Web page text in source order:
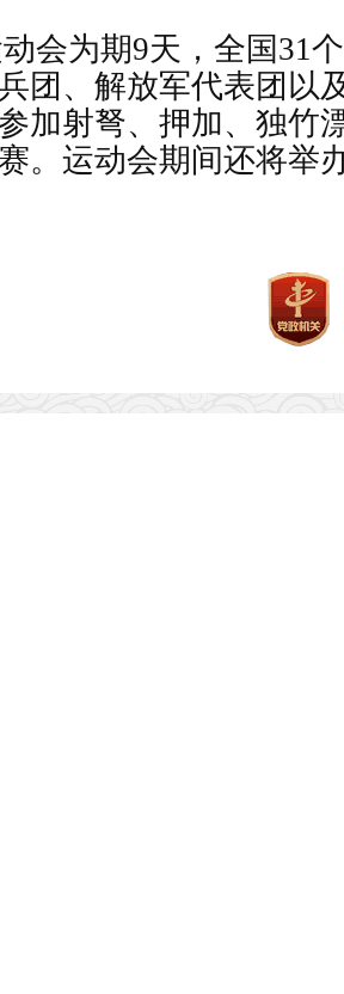
会为期9天，全国31
团、解放军代表团以
加射弩、押加、独竹
。运动会期间还将举